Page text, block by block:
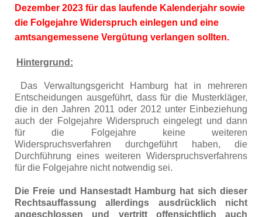
Dezember 2023 für das laufende Kalenderjahr sowie
die Folgejahre Widerspruch einlegen und eine
amtsangemessene Vergütung verlangen sollten.
Hintergrund:
Das Verwaltungsgericht Hamburg hat in mehreren
Entscheidungen ausgeführt, dass für die Musterkläger,
die in den Jahren 2011 oder 2012 unter Einbeziehung
auch der Folgejahre Widerspruch eingelegt und dann
für die Folgejahre keine weiteren
Widerspruchsverfahren durchgeführt haben, die
Durchführung eines weiteren Widerspruchsverfahrens
für die Folgejahre nicht notwendig sei.
Die Freie und Hansestadt Hamburg hat sich dieser
Rechtsauffassung allerdings ausdrücklich nicht
angeschlossen und vertritt offensichtlich auch